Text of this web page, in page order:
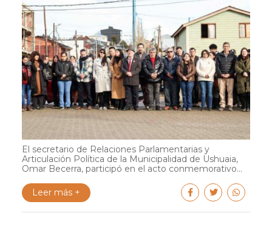
El secretario de Relaciones Parlamentarias y
Articulación Política de la Municipalidad de Ushuaia,
Omar Becerra, participó en el acto conmemorativo...
Leer más +